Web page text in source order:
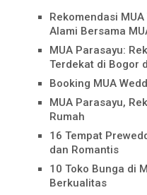
Rekomendasi
Alami Bersama
MUA Parasayu:
Terdekat di Bogor
Booking MUA
MUA Parasayu,
Rumah
16 Tempat
dan Romantis
10 Toko Bunga di
Berkualitas